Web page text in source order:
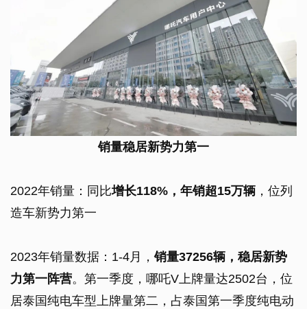
销量稳居新势力第一
2022年销量：同比增长118%，年销超15万辆 ，位列
造车新势力第一
2023年销量数据：1-4月，销量37256辆，稳居新势
力第一阵营。第一季度，哪吒V上牌量达2502台，位
居泰国纯电车型上牌量第二，占泰国第一季度纯电动